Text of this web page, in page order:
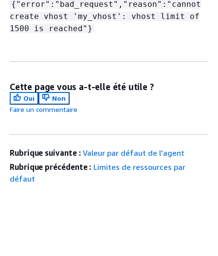
{ "error":"bad_request","reason":"cannot
create vhost 'my_vhost': vhost limit of
1500 is reached"}
Cette page vous a-t-elle été utile ?
Oui
Non
Faire un commentaire
Rubrique suivante : Valeur par défaut de l'agent
Rubrique précédente : Limites de ressources par
défaut